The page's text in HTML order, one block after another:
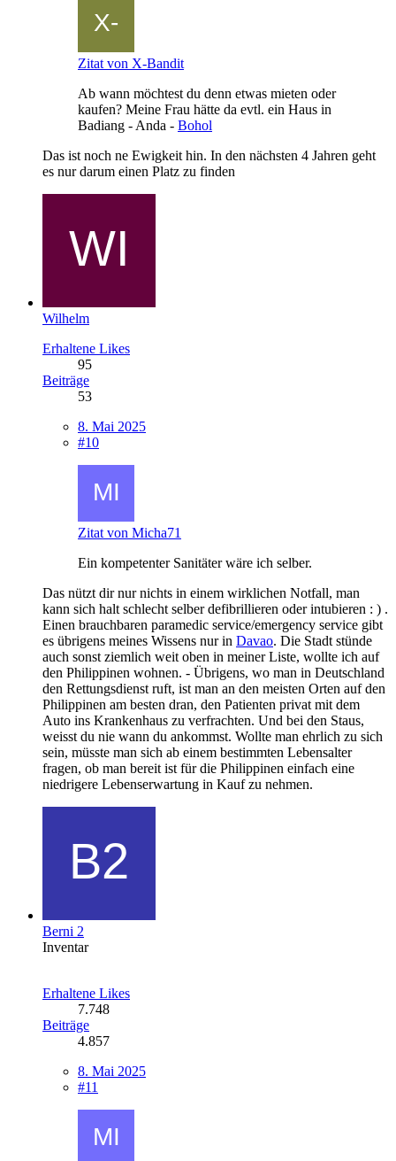
Zitat von X-Bandit
Ab wann möchtest du denn etwas mieten oder
kaufen? Meine Frau hätte da evtl. ein Haus in
Badiang - Anda - Bohol
Das ist noch ne Ewigkeit hin. In den nächsten 4 Jahren geht
es nur darum einen Platz zu finden
Wilhelm
Erhaltene Likes
95
Beiträge
53
8. Mai 2025
#10
Zitat von Micha71
Ein kompetenter Sanitäter wäre ich selber.
Das nützt dir nur nichts in einem wirklichen Notfall, man
kann sich halt schlecht selber defibrillieren oder intubieren : ) .
Einen brauchbaren paramedic service/emergency service gibt
es übrigens meines Wissens nur in Davao. Die Stadt stünde
auch sonst ziemlich weit oben in meiner Liste, wollte ich auf
den Philippinen wohnen. - Übrigens, wo man in Deutschland
den Rettungsdienst ruft, ist man an den meisten Orten auf den
Philippinen am besten dran, den Patienten privat mit dem
Auto ins Krankenhaus zu verfrachten. Und bei den Staus,
weisst du nie wann du ankommst. Wollte man ehrlich zu sich
sein, müsste man sich ab einem bestimmten Lebensalter
fragen, ob man bereit ist für die Philippinen einfach eine
niedrigere Lebenserwartung in Kauf zu nehmen.
Berni 2
Inventar
Erhaltene Likes
7.748
Beiträge
4.857
8. Mai 2025
#11